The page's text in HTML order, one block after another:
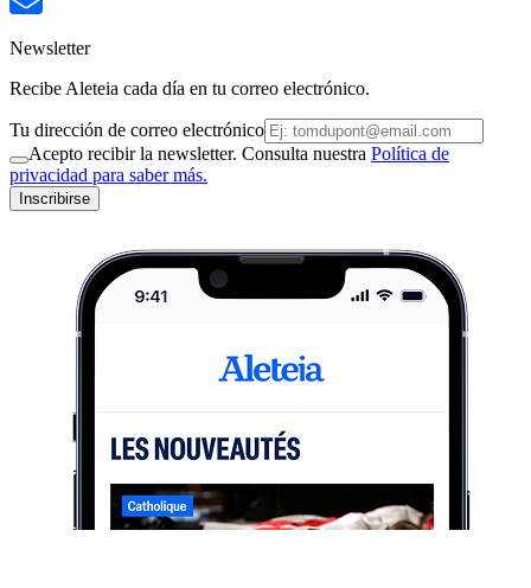
Newsletter
Recibe Aleteia cada día en tu correo electrónico.
Tu dirección de correo electrónico
Acepto recibir la newsletter. Consulta nuestra Política de
privacidad para saber más.
Inscribirse